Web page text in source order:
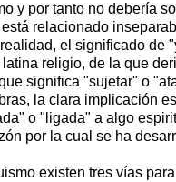
y por tanto no debería
relacionado
el significado de
religio, de la que
significa "sujetar" o
la clara implicación
o "ligada" a algo
por la cual se ha
existen tres vías